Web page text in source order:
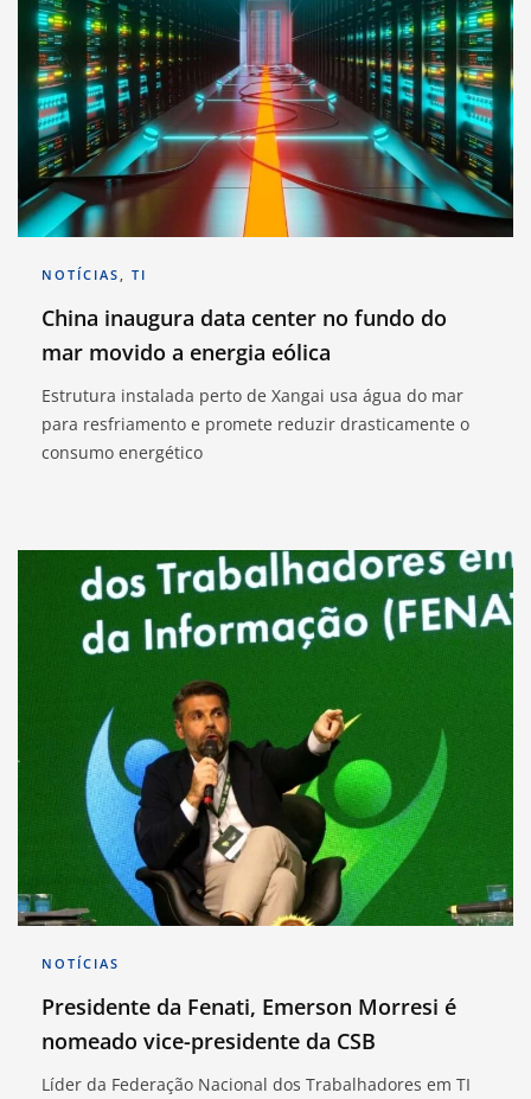
NOTÍCIAS TI
China inaugura data center no fundo do
mar movido a energia eólica
Estrutura instalada perto de Xangai usa água do mar
para resfriamento e promete reduzir drasticamente o
consumo energético
NOTÍCIAS
Presidente da Fenati, Emerson Morresi é
nomeado vice-presidente da CSB
Líder da Federação Nacional dos Trabalhadores em TI